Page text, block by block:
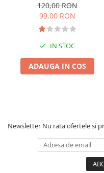
120,00 RON
99,00 RON
IN STOC
ADAUGA IN COS
Newsletter Nu rata ofertele si